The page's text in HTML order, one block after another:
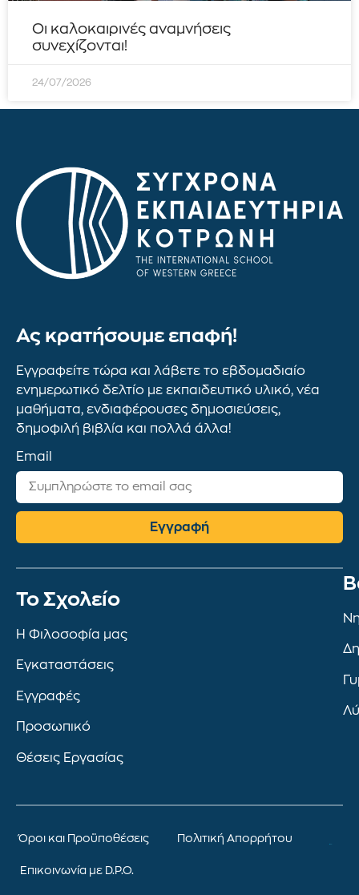
Οι καλοκαιρινές αναμνήσεις
συνεχίζονται!
24/07/2026
Ας κρατήσουμε επαφή!
Εγγραφείτε τώρα και λάβετε το εβδομαδιαίο
ενημερωτικό δελτίο με εκπαιδευτικό υλικό, νέα
μαθήματα, ενδιαφέρουσες δημοσιεύσεις,
δημοφιλή βιβλία και πολλά άλλα!
Email
Εγγραφή
To Σχολείο
Η Φιλοσοφία μας
Εγκαταστάσεις
Εγγραφές
Προσωπικό
Θέσεις Εργασίας
Όροι και Προϋποθέσεις Πολιτική Απορρήτου
Επικοινωνία με D.P.O.